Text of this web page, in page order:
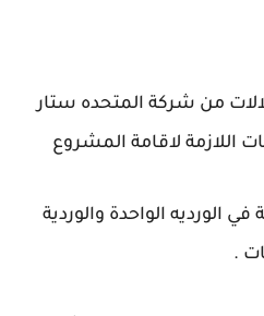
من شركة المتحده ستار
اللازمة لاقامة المشروع
مكنسة في الورديه الواحدة والوردية